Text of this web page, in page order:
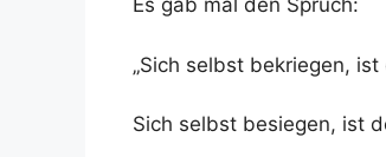
Es gab mal den Spruch:
„Sich selbst bekriegen,
Sich selbst besiegen, ist